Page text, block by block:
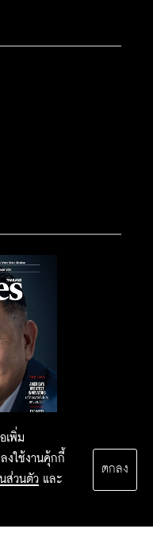
เพิ่ม
งใช้งานคุ้กกี้
ส่วนตัว และ
ตกลง
RESERVED